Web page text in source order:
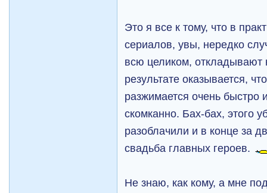
Это я все к тому, что в
сериалов, увы, нередко
всю целиком,
результате оказывается,
разжимается очень быстро
скомканно. Бах-бах, этого
разоблачили и в конце за
свадьба главных героев.
Не знаю, как кому, а мне